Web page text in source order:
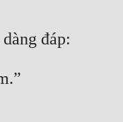
đáp: